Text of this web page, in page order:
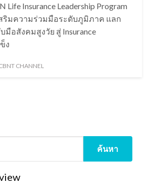
Life Insurance Leadership Program
สริมความร่วมมือระดับภูมิภาค แลก
มือสังคมสูงวัย สู่ Insurance
ง
CHANNEL